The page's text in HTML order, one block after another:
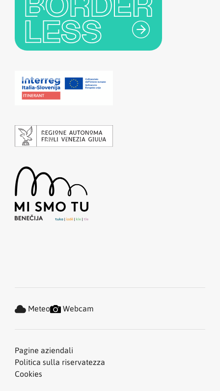
Pagine aziendali
Politica sulla riservatezza
Cookies
Meteo Webcam